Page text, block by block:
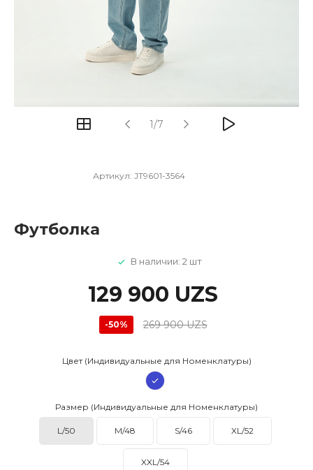
1/7
Артикул: JT9601-3564
Футболка
В наличии: 2 шт
129 900 UZS
-50% 269 900 UZS
Цвет (Индивидуальные для Номенклатуры)
Размер (Индивидуальные для Номенклатуры)
L/50 M/48 S/46 XL/52
XXL/54